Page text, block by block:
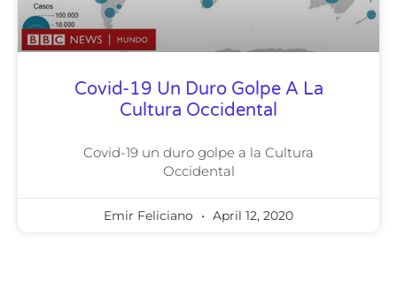
Covid-19 Un Duro Golpe A La
Cultura Occidental
Covid-19 un duro golpe a la Cultura
Occidental
Emir Feliciano April 12, 2020